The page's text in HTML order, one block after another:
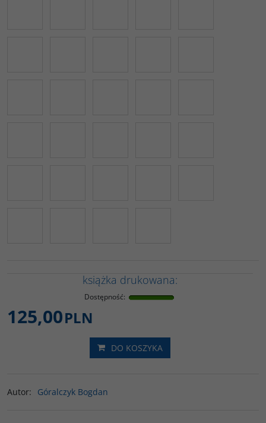
książka drukowana:
Dostępność:
125,00PLN
DO KOSZYKA
Autor: Góralczyk Bogdan